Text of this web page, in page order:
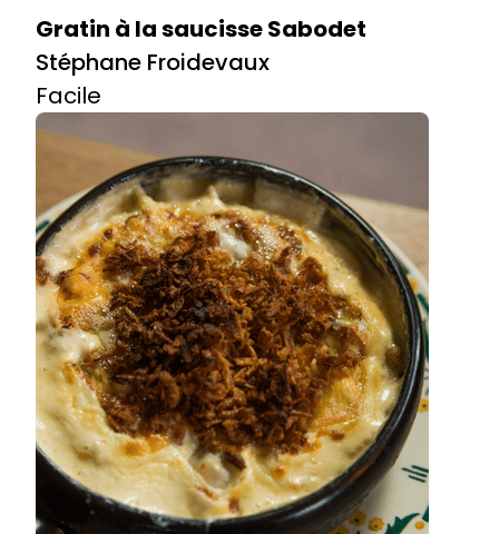
Gratin à la saucisse Sabodet
Stéphane Froidevaux
Facile